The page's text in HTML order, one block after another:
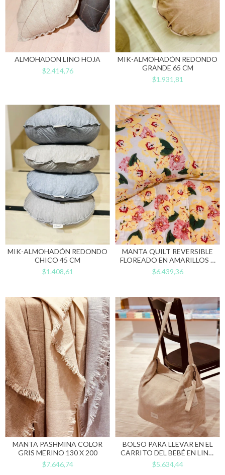
ALMOHADON LINO HOJA
$2.414,76
MIK-ALMOHADÓN REDONDO
GRANDE 65 CM
$1.931,81
MIK-ALMOHADÓN REDONDO
CHICO 45 CM
$1.408,61
MANTA QUILT REVERSIBLE
FLOREADO EN AMARILLOS Y
RAYADO 110 X 145
$6.439,36
MANTA PASHMINA COLOR
GRIS MERINO 130 X 200
$7.646,74
BOLSO PARA LLEVAR EN EL
CARRITO DEL BEBÉ EN LINO
FRANCÉS 50 X 40 COLOR
ARENA
$5.634,44